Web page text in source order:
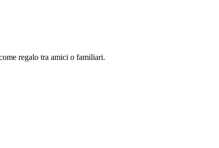
regalo tra amici o familiari.